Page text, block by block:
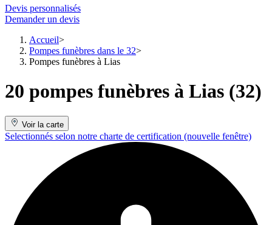
Devis personnalisés
Demander un devis
Accueil
Pompes funèbres dans le 32
Pompes funèbres à Lias
20 pompes funèbres à Lias (32)
Voir la carte
Selectionnés selon notre charte de certification (nouvelle fenêtre)